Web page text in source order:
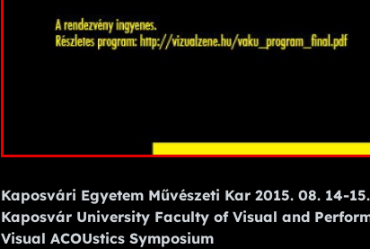
Kaposvári Egyetem Művészeti Kar 2015. 08. 14-15.
Kaposvár University Faculty of Visual and
Visual ACOUstics Symposium